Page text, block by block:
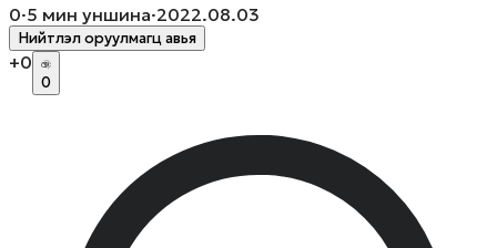
0·5 мин уншина·2022.08.03
Нийтлэл оруулмагц авья
+0
0